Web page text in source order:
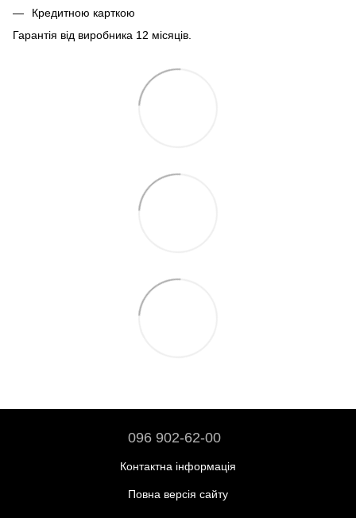
Кредитною карткою
Гарантія від виробника 12 місяців.
096 902-62-00
Контактна інформація
Повна версія сайту